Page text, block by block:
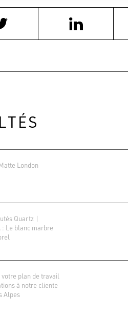
London
Quartz |
: Le blanc marbre
votre plan de travail
à notre cliente
Alpes